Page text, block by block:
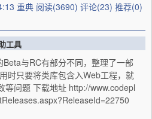
重典 阅读(3690) 评论(23) 推荐(0)
工具
Beta与RC有部分不同，整理了一部
时只要将类库包含入Web工程，就
等问题 下载地址 http://www.codepl